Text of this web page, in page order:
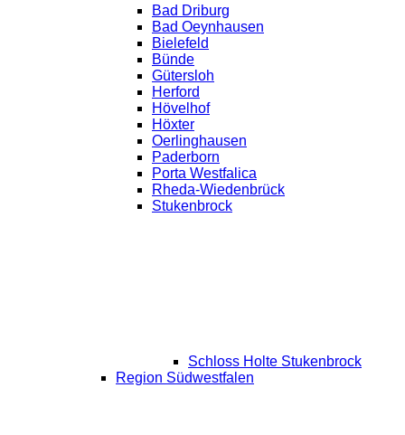
Bad Driburg
Bad Oeynhausen
Bielefeld
Bünde
Gütersloh
Herford
Hövelhof
Höxter
Oerlinghausen
Paderborn
Porta Westfalica
Rheda-Wiedenbrück
Stukenbrock
Schloss Holte Stukenbrock
Region Südwestfalen